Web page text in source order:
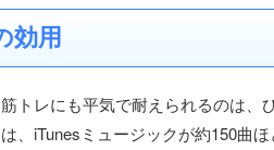
効用
トレにも平気で耐えられるのは、
、iTunesミュージックが約150曲